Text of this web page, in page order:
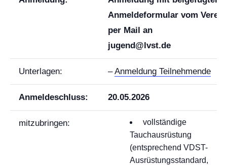
Anmeldeformular vom Verein
per Mail an
jugend@lvst.de
Unterlagen: –Anmeldung Teilnehmende
Anmeldeschluss: 20.05.2026
mitzubringen:
vollständige
Tauchausrüstung
(entsprechend VDST-
Ausrüstungsstandard,